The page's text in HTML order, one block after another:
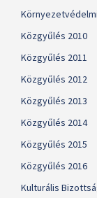
Közgyűlés 2010
Közgyűlés 2011
Közgyűlés 2012
Közgyűlés 2013
Közgyűlés 2014
Közgyűlés 2015
Közgyűlés 2016
Kulturális